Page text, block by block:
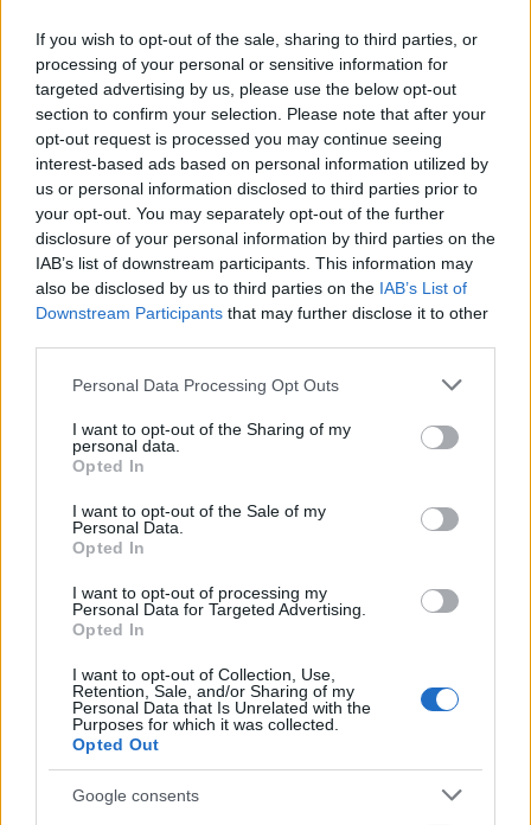
If you wish to opt-out of the sale, sharing to third parties, or
processing of your personal or sensitive information for
targeted advertising by us, please use the below opt-out
section to confirm your selection. Please note that after your
opt-out request is processed you may continue seeing
interest-based ads based on personal information utilized by
us or personal information disclosed to third parties prior to
your opt-out. You may separately opt-out of the further
disclosure of your personal information by third parties on the
IAB’s list of downstream participants. This information may
also be disclosed by us to third parties on the IAB’s List of
Downstream Participants that may further disclose it to other
Please note that this website/app uses one or more Google
not limited to your visit or usage behaviour. You may click to
grant or deny consent to Google and its third-party tags to
use your data for below specified purposes in below Google
consent section.
Personal Data Processing Opt Outs
I want to opt-out of the Sharing of my
personal data.
Opted In
I want to opt-out of the Sale of my
Personal Data.
Opted In
I want to opt-out of processing my
Personal Data for Targeted Advertising.
Opted In
I want to opt-out of Collection, Use,
Retention, Sale, and/or Sharing of my
Personal Data that Is Unrelated with the
Purposes for which it was collected.
Opted Out
Google consents
A fél évszázados jubileumhoz illően színes
felhozatallal várja idén a fesztiválozókat aSzegedi
Ifjúsági Napok. Itt lesz többek között aPet ...
VIP vendégeket keres a
Chainsmokers - Magyar fiatalokért
kampányol a csapat a Balaton
Soundon